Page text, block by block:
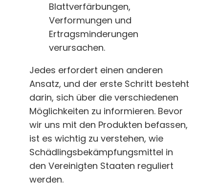
Blattverfärbungen,
Verformungen und
Ertragsminderungen
verursachen.
Jedes erfordert einen anderen
Ansatz, und der erste Schritt besteht
darin, sich über die verschiedenen
Möglichkeiten zu informieren. Bevor
wir uns mit den Produkten befassen,
ist es wichtig zu verstehen, wie
Schädlingsbekämpfungsmittel in
den Vereinigten Staaten reguliert
werden.